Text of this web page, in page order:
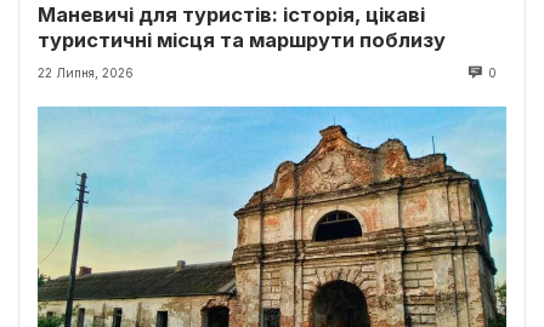
Маневичі для туристів: історія, цікаві
туристичні місця та маршрути поблизу
22 Липня, 2026 0